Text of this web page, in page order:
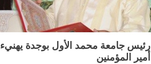
رئيس جامعة محمد الأول بوجدة يهنيء
أمير المؤمنين